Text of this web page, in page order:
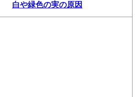
白や緑色の実の原因